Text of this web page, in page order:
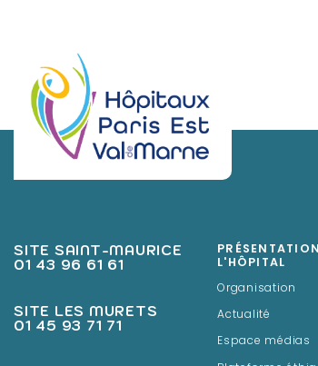
SITE SAINT-MAURICE
01 43 96 61 61
SITE LES MURETS
01 45 93 71 71
L'HÔPITAL
Organisation
Actualité
Espace médias